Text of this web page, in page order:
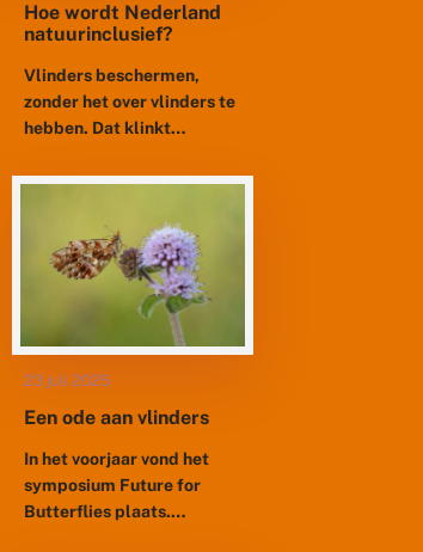
Hoe wordt Nederland
natuurinclusief?
Vlinders beschermen,
zonder het over vlinders te
hebben. Dat klinkt
Albert Vliegenthart laat
hangen zalen vol mensen...
23 juli 2025
Een ode aan vlinders
In het voorjaar vond het
symposium Future for
Butterflies plaats.